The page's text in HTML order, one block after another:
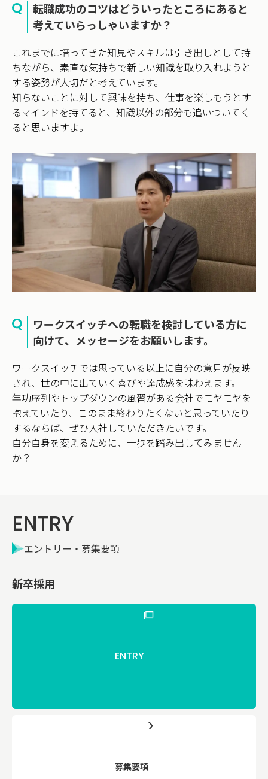
転職成功のコツはどういったところにあると
考えていらっしゃいますか？
これまでに培ってきた知見やスキルは引き出しとして持
ちながら、素直な気持ちで新しい知識を取り入れようと
する姿勢が大切だと考えています。
知らないことに対して興味を持ち、仕事を楽しもうとす
るマインドを持てると、知識以外の部分も追いついてく
ると思いますよ。
ワークスイッチへの転職を検討している方に
向けて、メッセージをお願いします。
ワークスイッチでは思っている以上に自分の意見が反映
され、世の中に出ていく喜びや達成感を味わえます。
年功序列やトップダウンの風習がある会社でモヤモヤを
抱えていたり、このまま終わりたくないと思っていたり
するならば、ぜひ入社していただきたいです。
自分自身を変えるために、一歩を踏み出してみません
か？
ENTRY
エントリー・募集要項
新卒採用
ENTRY
募集要項